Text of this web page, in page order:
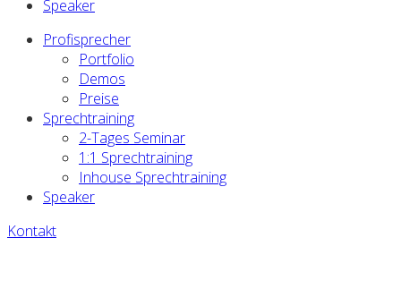
Speaker
Profisprecher
Portfolio
Demos
Preise
Sprechtraining
2-Tages Seminar
1:1 Sprechtraining
Inhouse Sprechtraining
Speaker
Kontakt